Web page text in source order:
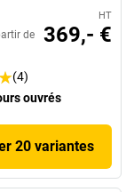
HT
de 369,- €
(4)
ouvrés
20 variantes